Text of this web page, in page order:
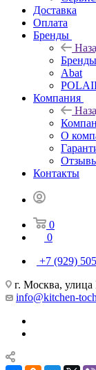
Доставка
Оплата
Бренды
Бренды
Abat
Компания
О
Контакты
0
0
+7 (929)
г. Москва, улица
info@kitchen-